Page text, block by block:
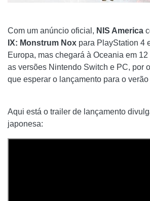
Com um anúncio oficial, NIS America
IX: Monstrum Nox para PlayStation 4
Europa, mas chegará à Oceania em
as versões Nintendo Switch e PC, por
que esperar o lançamento para o
Aqui está o trailer de lançamento
japonesa: